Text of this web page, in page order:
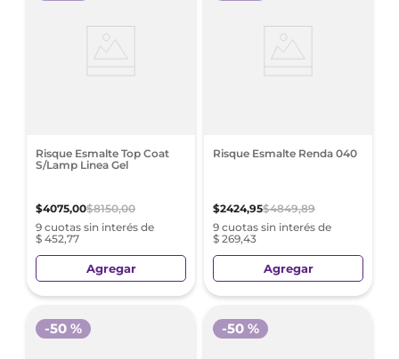
Risque Esmalte Top Coat
S/Lamp Linea Gel
$4075,00$8150,00
9 cuotas sin interés de
$ 452,77
Agregar
Risque Esmalte Renda 040
$2424,95$4849,89
9 cuotas sin interés de
$ 269,43
Agregar
-50 % -50 %